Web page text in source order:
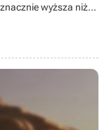
wyższa niż
jakiegoś powodu